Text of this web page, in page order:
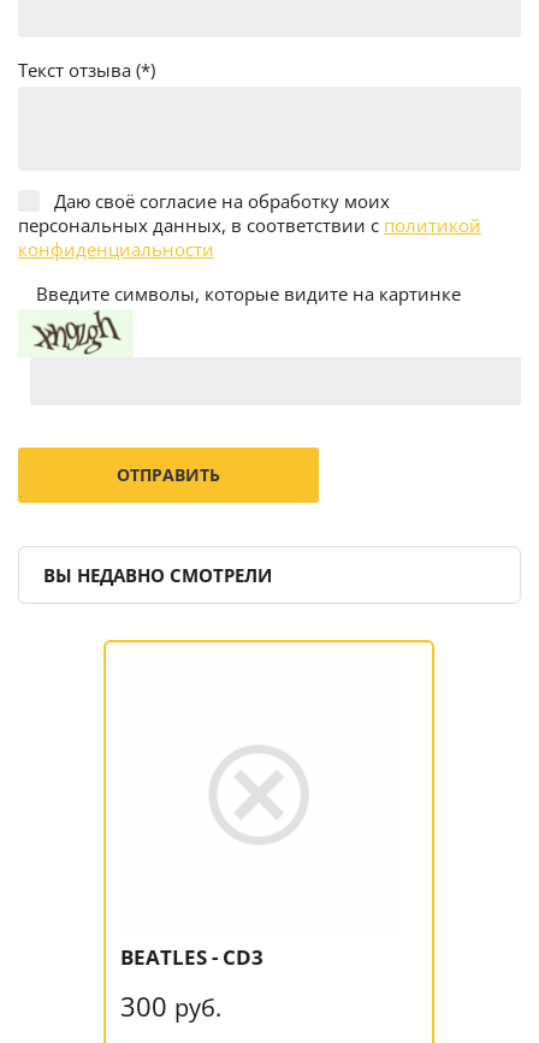
Текст отзыва (*)
Даю своё согласие на обработку моих
персональных данных, в соответствии с политикой
конфиденциальности
Введите символы, которые видите на картинке
ВЫ НЕДАВНО СМОТРЕЛИ
BEATLES - CD3
300 руб.